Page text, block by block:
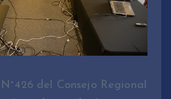
del Consejo Regional